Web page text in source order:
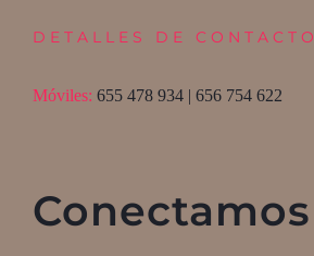
DETALLES DE CONTACTO
Móviles: 655 478 934 | 656 754 622
Conectamos